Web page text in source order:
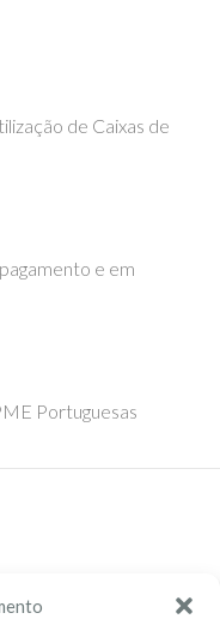
de Caixas de
e em
Portuguesas